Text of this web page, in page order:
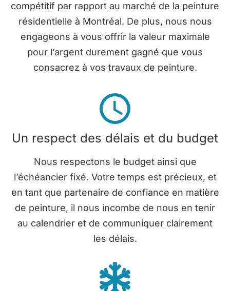
compétitif par rapport au marché de la peinture
résidentielle à Montréal. De plus, nous nous
engageons à vous offrir la valeur maximale
pour l’argent durement gagné que vous
consacrez à vos travaux de peinture.
Un respect des délais et du budget
Nous respectons le budget ainsi que
l’échéancier fixé. Votre temps est précieux, et
en tant que partenaire de confiance en matière
de peinture, il nous incombe de nous en tenir
au calendrier et de communiquer clairement
les délais.